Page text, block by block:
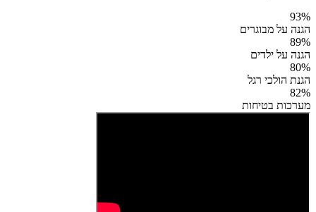
93%
הגנה על מבוגרים
89%
הגנה על ילדים
80%
הגנת הולכי רגל
82%
מערכות בטיחות